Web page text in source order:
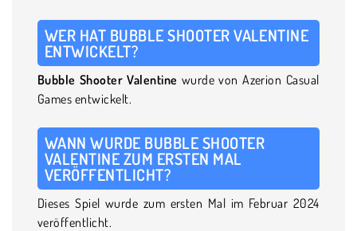
WER HAT BUBBLE SHOOTER VALENTINE
ENTWICKELT?
Bubble Shooter Valentine wurde von Azerion Casual
Games entwickelt.
WANN WURDE BUBBLE SHOOTER
VALENTINE ZUM ERSTEN MAL
VERÖFFENTLICHT?
Dieses Spiel wurde zum ersten Mal im Februar 2024
veröffentlicht.